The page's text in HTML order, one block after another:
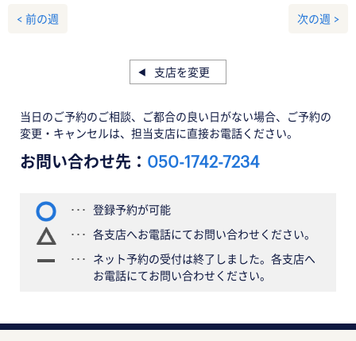
< 前の週 次の週 >
支店を変更
当日のご予約のご相談、ご都合の良い日がない場合、ご予約の
変更・キャンセルは、担当支店に直接お電話ください。
お問い合わせ先： 050-1742-7234
登録予約が可能
各支店へお電話にてお問い合わせください。
ネット予約の受付は終了しました。各支店へ
お電話にてお問い合わせください。